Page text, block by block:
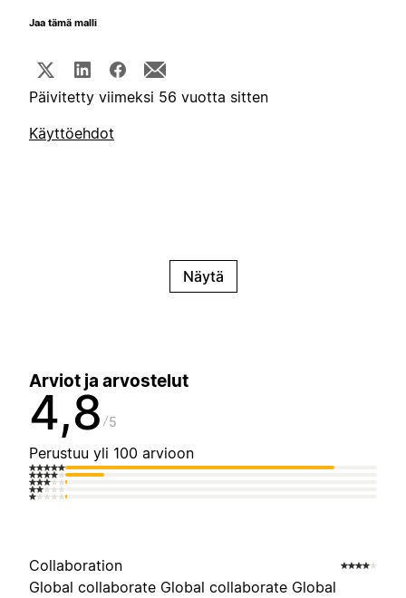
Jaa tämä malli
Päivitetty viimeksi 56 vuotta sitten
Käyttöehdot
Näytä
Arviot ja arvostelut
4,8 5
Perustuu yli 100 arvioon
Collaboration
Global collaborate Global collaborate Global